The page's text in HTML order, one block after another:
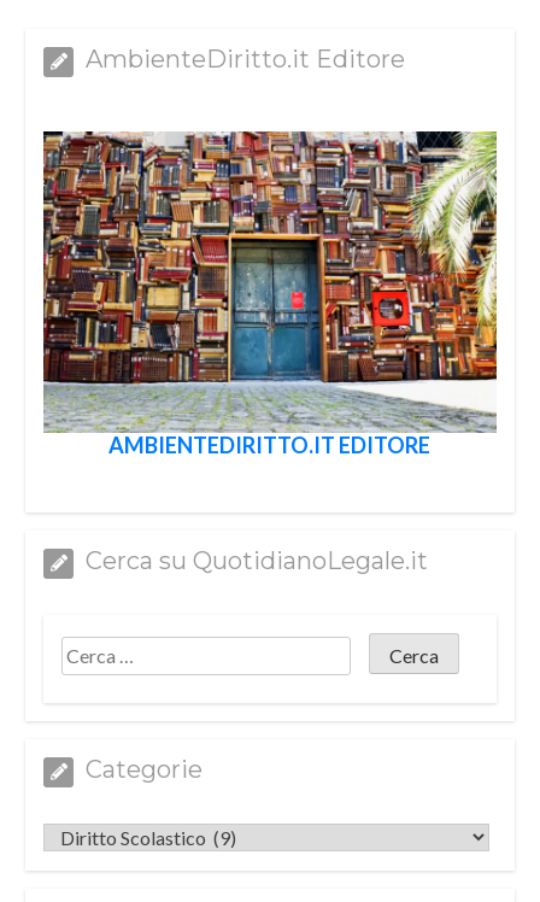
AmbienteDiritto.it Editore
AMBIENTEDIRITTO.IT EDITORE
Cerca su QuotidianoLegale.it
Categorie
Categorie